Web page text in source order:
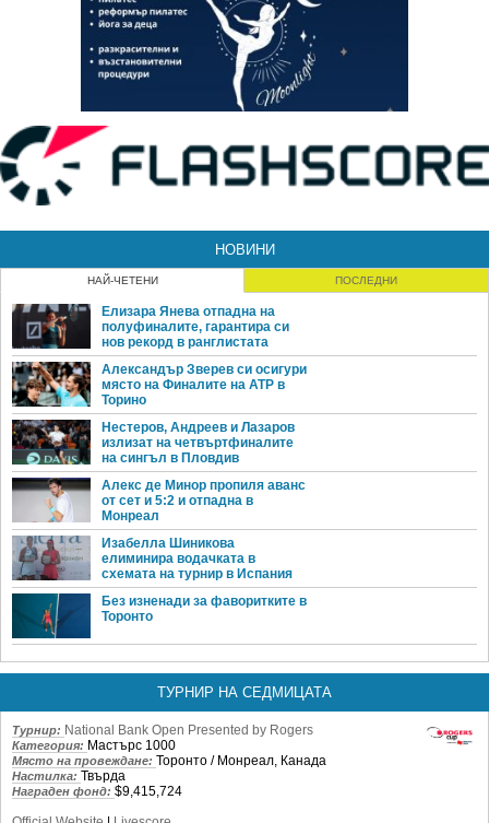
НОВИНИ
НАЙ-ЧЕТЕНИ ПОСЛЕДНИ
Елизара Янева отпадна на
полуфиналите, гарантира си
нов рекорд в ранглистата
Александър Зверев си осигури
място на Финалите на ATP в
Торино
Нестеров, Андреев и Лазаров
излизат на четвъртфиналите
на сингъл в Пловдив
Алекс де Минор пропиля аванс
от сет и 5:2 и отпадна в
Монреал
Изабелла Шиникова
елиминира водачката в
схемата на турнир в Испания
Без изненади за фаворитките в
Торонто
ТУРНИР НА СЕДМИЦАТА
Турнир: National Bank Open Presented by Rogers
Категория: Мастърс 1000
Място на провеждане: Торонто / Монреал, Канада
Настилка: Твърда
Награден фонд: $9,415,724